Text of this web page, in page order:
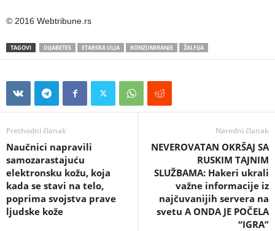
© 2016 Webtribune.rs
TAGOVI DIJABETES ETARSKA ULJA KONZUMIRANJE ŽALFIJA
Prethodni članak
Naučnici napravili
samozarastajuću
elektronsku kožu, koja
kada se stavi na telo,
poprima svojstva prave
ljudske kože
Naredni članak
NEVEROVATAN OKRŠAJ SA
RUSKIM TAJNIM
SLUŽBAMA: Hakeri ukrali
važne informacije iz
najčuvanijih servera na
svetu A ONDA JE POČELA
“IGRA”